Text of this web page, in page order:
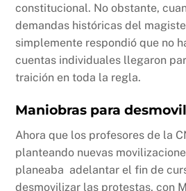
constitucional. No obstante,
demandas históricas del
simplemente respondió que no
cuentas individuales llegaron
traición en toda la regla.
Maniobras para
Ahora que los profesores de la
planteando nuevas
planeaba adelantar el fin de
desmovilizar las protestas, con